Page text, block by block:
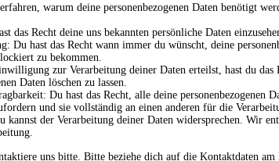
warum deine personenbezogenen Daten benötigt
das Recht deine uns bekannten persönliche Daten
Du hast das Recht wann immer du wünscht, deine
zu bekommen.
zur Verarbeitung deiner Daten erteilst, hast du
Daten löschen zu lassen.
Du hast das Recht, alle deine personenbezogenen
und sie vollständig an einen anderen für die
kannst der Verarbeitung deiner Daten widersprechen. Wir
uns bitte. Bitte beziehe dich auf die Kontaktdaten